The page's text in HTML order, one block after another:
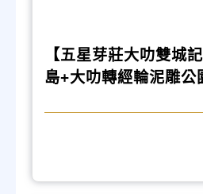
【五星芽莊大叻雙城
島+大叻轉經輪泥雕公